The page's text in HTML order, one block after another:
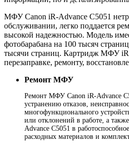
МФУ Canon iR-Advance C5051
обслуживании, легко поддается
высокой надежностью. Модель
фотобарабана на 100 тысяч
тысячи страниц. Картридж МФУ
перезаправке, ремонту,
Ремонт МФУ
Ремонт МФУ Canon iR-Advance
устранению отказов,
многофункционального
или отклонений в работе, а
Advance C5051 в
расходных материалов и